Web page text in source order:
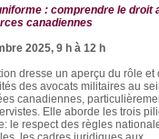
: comprendre le droit
canadiennes
2025, 9 h à 12 h
dresse un aperçu du rôle et
des avocats militaires au
canadiennes,
Elle aborde les trois
le respect des règles